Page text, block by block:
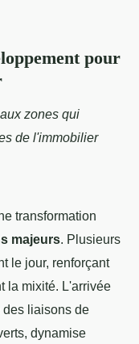
pour
zones qui
de l'immobilier
transformation
majeurs. Plusieurs
le jour, renforçant
la mixité. L'arrivée
des liaisons de
dynamise